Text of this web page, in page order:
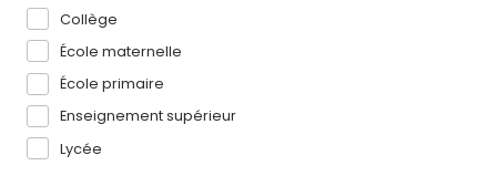
Collège
École maternelle
École primaire
Enseignement supérieur
Lycée